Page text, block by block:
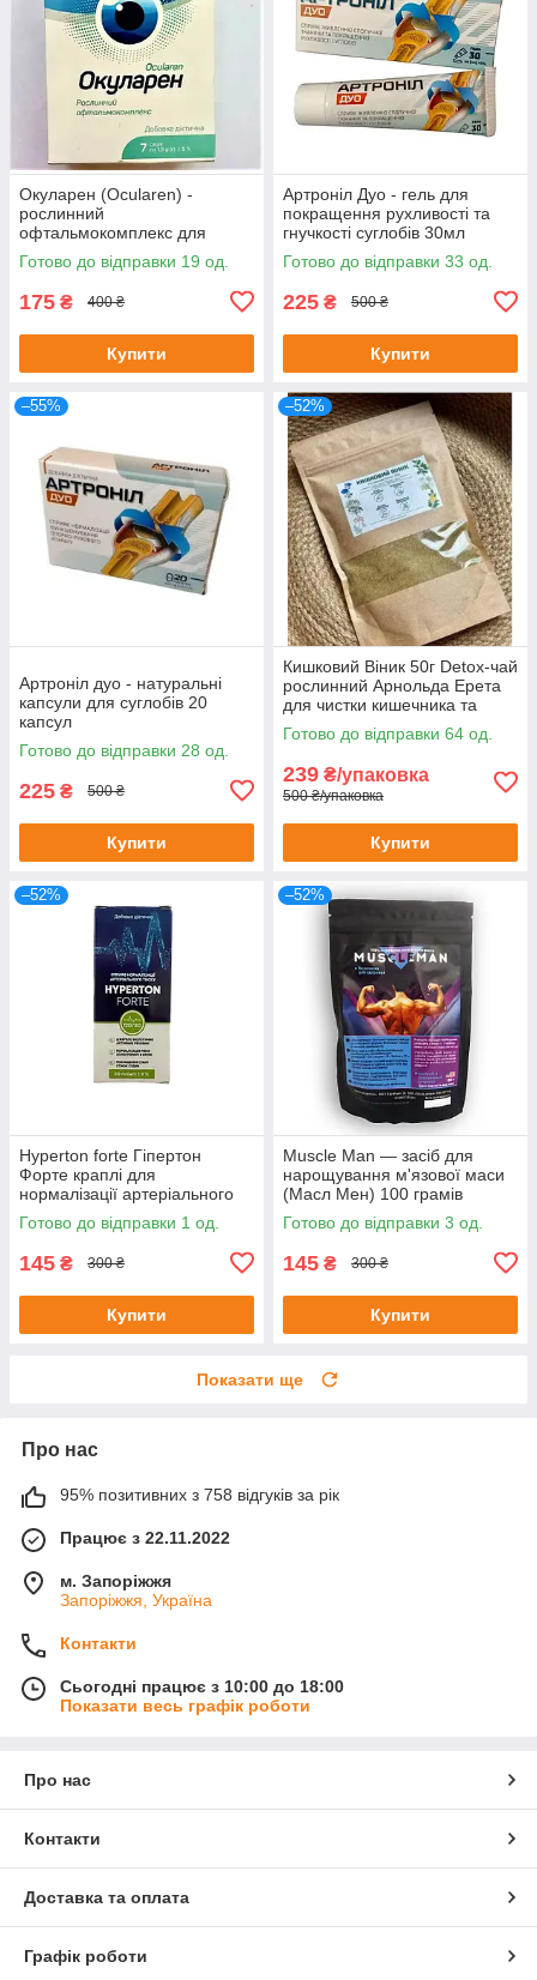
Окуларен (Ocularen) -
рослинний
офтальмокомплекс для
покращення зору, 7 саше
Готово до відправки 19 од.
175 ₴ 400 ₴
Купити
Артроніл Дуо - гель для
покращення рухливості та
гнучкості суглобів 30мл
Готово до відправки 33 од.
225 ₴ 500 ₴
Купити
–55%
Артроніл дуо - натуральні
капсули для суглобів 20
капсул
Готово до відправки 28 од.
225 ₴ 500 ₴
Купити
–52%
Кишковий Віник 50г Detox-чай
рослинний Арнольда Ерета
для чистки кишечника та
організму 50 г
Готово до відправки 64 од.
239 ₴/упаковка
500 ₴/упаковка
Купити
–52%
Hyperton forte Гіпертон
Форте краплі для
нормалізації артеріального
тиску 20 мл до 08/25
Готово до відправки 1 од.
145 ₴ 300 ₴
Купити
–52%
Muscle Man — засіб для
нарощування м'язової маси
(Масл Мен) 100 грамів
Готово до відправки 3 од.
145 ₴ 300 ₴
Купити
Показати ще
Про нас
95% позитивних з 758 відгуків за рік
Працює з 22.11.2022
м. Запоріжжя
Запоріжжя, Україна
Контакти
Сьогодні працює з 10:00 до 18:00
Показати весь графік роботи
Про нас
Контакти
Доставка та оплата
Графік роботи